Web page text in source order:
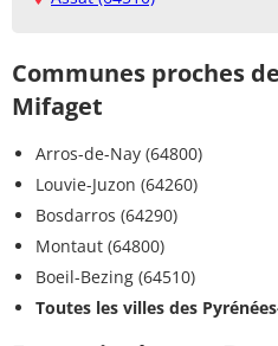
Communes proches
Mifaget
Arros-de-Nay (64800)
Louvie-Juzon (64260)
Bosdarros (64290)
Montaut (64800)
Boeil-Bezing (64510)
Toutes les villes des